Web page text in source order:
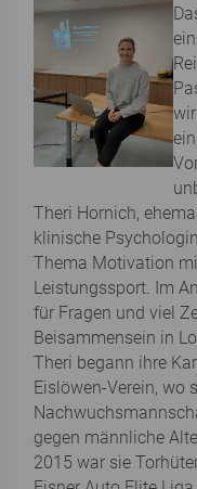
Theri Hornich,
klinische
Thema Motivation
Leistungssport. Im
für Fragen und viel
Beisammensein in
Theri begann ihre
Eislöwen-Verein, wo
gegen männliche
2015 war sie